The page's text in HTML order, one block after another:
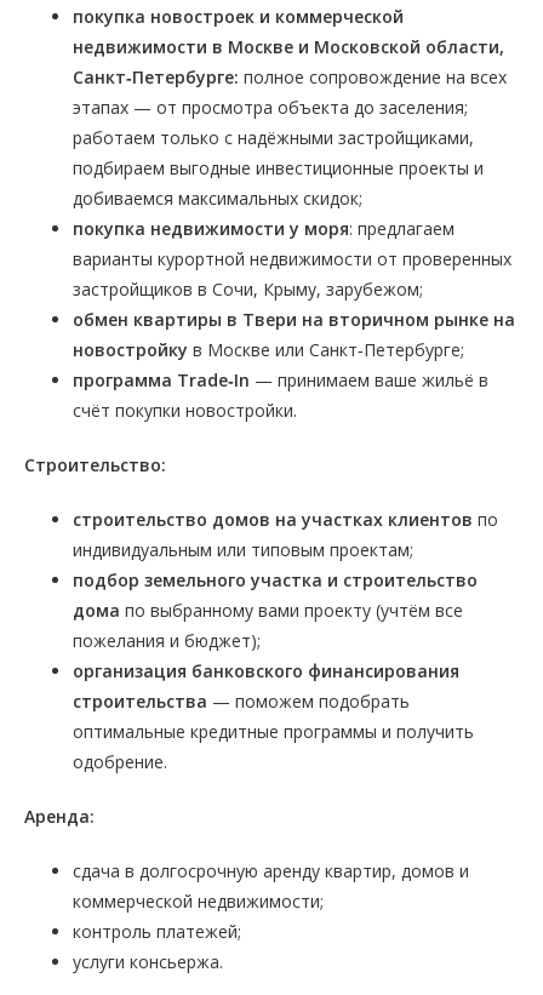
покупка новостроек и коммерческой
недвижимости в Москве и Московской области,
Санкт‑Петербурге: полное сопровождение на всех
этапах — от просмотра объекта до заселения;
работаем только с надёжными застройщиками,
подбираем выгодные инвестиционные проекты и
добиваемся максимальных скидок;
покупка недвижимости у моря: предлагаем
варианты курортной недвижимости от проверенных
застройщиков в Сочи, Крыму, зарубежом;
обмен квартиры в Твери на вторичном рынке на
новостройку в Москве или Санкт‑Петербурге;
программа Trade‑In — принимаем ваше жильё в
счёт покупки новостройки.
Строительство:
строительство домов на участках клиентов по
индивидуальным или типовым проектам;
подбор земельного участка и строительство
дома по выбранному вами проекту (учтём все
пожелания и бюджет);
организация банковского финансирования
строительства — поможем подобрать
оптимальные кредитные программы и получить
одобрение.
Аренда:
сдача в долгосрочную аренду квартир, домов и
коммерческой недвижимости;
контроль платежей;
услуги консьержа.